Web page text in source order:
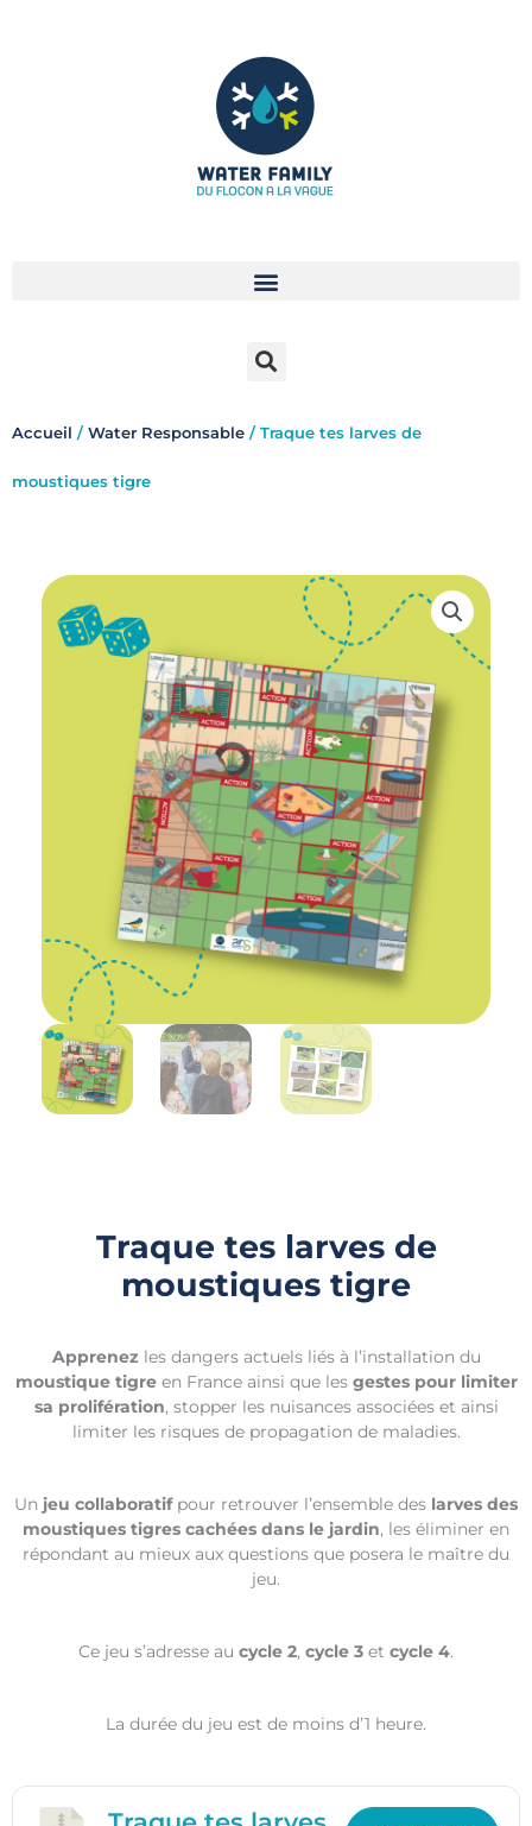
Accueil / Water Responsable / Traque tes larves de
moustiques tigre
Traque tes larves de
moustiques tigre
Apprenez les dangers actuels liés à l’installation du
moustique tigreen France ainsi que les gestes pour limiter
sa prolifération, stopper les nuisances associées et ainsi
limiter les risques de propagation de maladies.
Un jeu collaboratifpour retrouver l’ensemble des larves des
moustiques tigres cachées dans le jardin, les éliminer en
répondant au mieux aux questions que posera le maître du
jeu.
Ce jeu s’adresse au cycle 2, cycle 3 et cycle 4.
La durée du jeu est de moins d’1 heure.